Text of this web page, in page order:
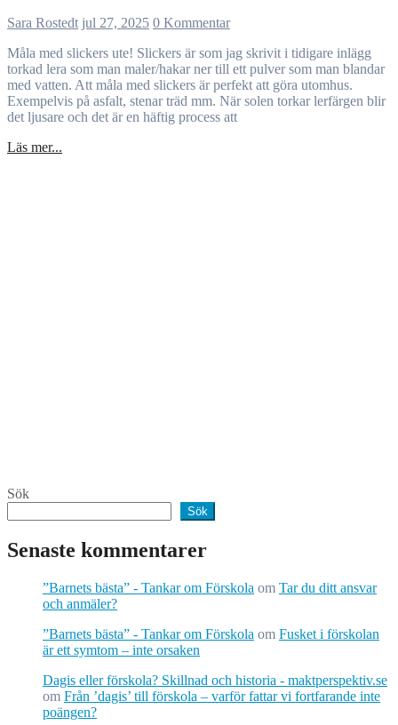
Sara Rostedt jul 27, 2025 0 Kommentar
Måla med slickers ute! Slickers är som jag skrivit i tidigare inlägg
torkad lera som man maler/hakar ner till ett pulver som man blandar
med vatten. Att måla med slickers är perfekt att göra utomhus.
Exempelvis på asfalt, stenar träd mm. När solen torkar lerfärgen blir
det ljusare och det är en häftig process att
Läs mer...
Sök
Sök
Senaste kommentarer
”Barnets bästa” - Tankar om Förskola om Tar du ditt ansvar
och anmäler?
”Barnets bästa” - Tankar om Förskola om Fusket i förskolan
är ett symtom – inte orsaken
Dagis eller förskola? Skillnad och historia - maktperspektiv.se
om Från ’dagis’ till förskola – varför fattar vi fortfarande inte
poängen?